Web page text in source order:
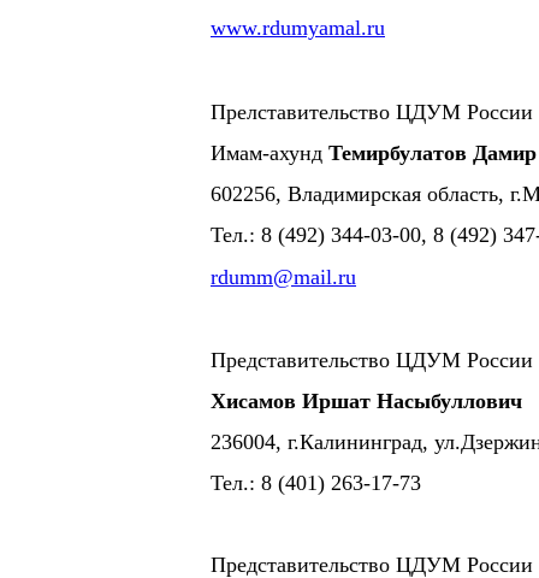
www.rdumyamal.ru
Прелставительство ЦДУМ России
Имам-ахунд Темирбулатов
602256, Владимирская область,
Тел.: 8 (492) 344-03-00, 8 (492)
rdumm@mail.ru
Представительство ЦДУМ России
Хисамов Иршат Насыбуллович
236004, г.Калининград,
Тел.: 8 (401) 263-17-73
Представительство ЦДУМ